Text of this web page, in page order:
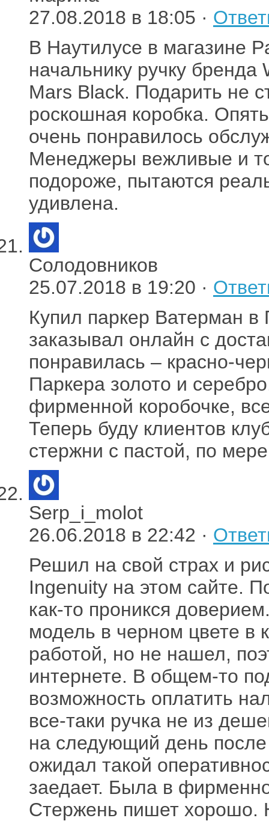
27.08.2018 в 18:05 ·
В Наутилусе в магазине
начальнику ручку
Mars Black. Подарить не
роскошная коробка.
очень понравилось
Менеджеры вежливые и
подороже, пытаются
удивлена.
Солодовников
25.07.2018 в 19:20 ·
Купил паркер Ватерман
заказывал онлайн с
понравилась – красно-
Паркера золото и
фирменной коробочке,
Теперь буду клиентов
стержни с пастой, по
Serp_i_molot
26.06.2018 в 22:42 ·
Решил на свой страх и
Ingenuity на этом сайте.
как-то проникся
модель в черном цвете в
работой, но не нашел,
интернете. В общем-то
возможность оплатить
все-таки ручка не из
на следующий день
ожидал такой
заедает. Была в
Стержень пишет хорошо.